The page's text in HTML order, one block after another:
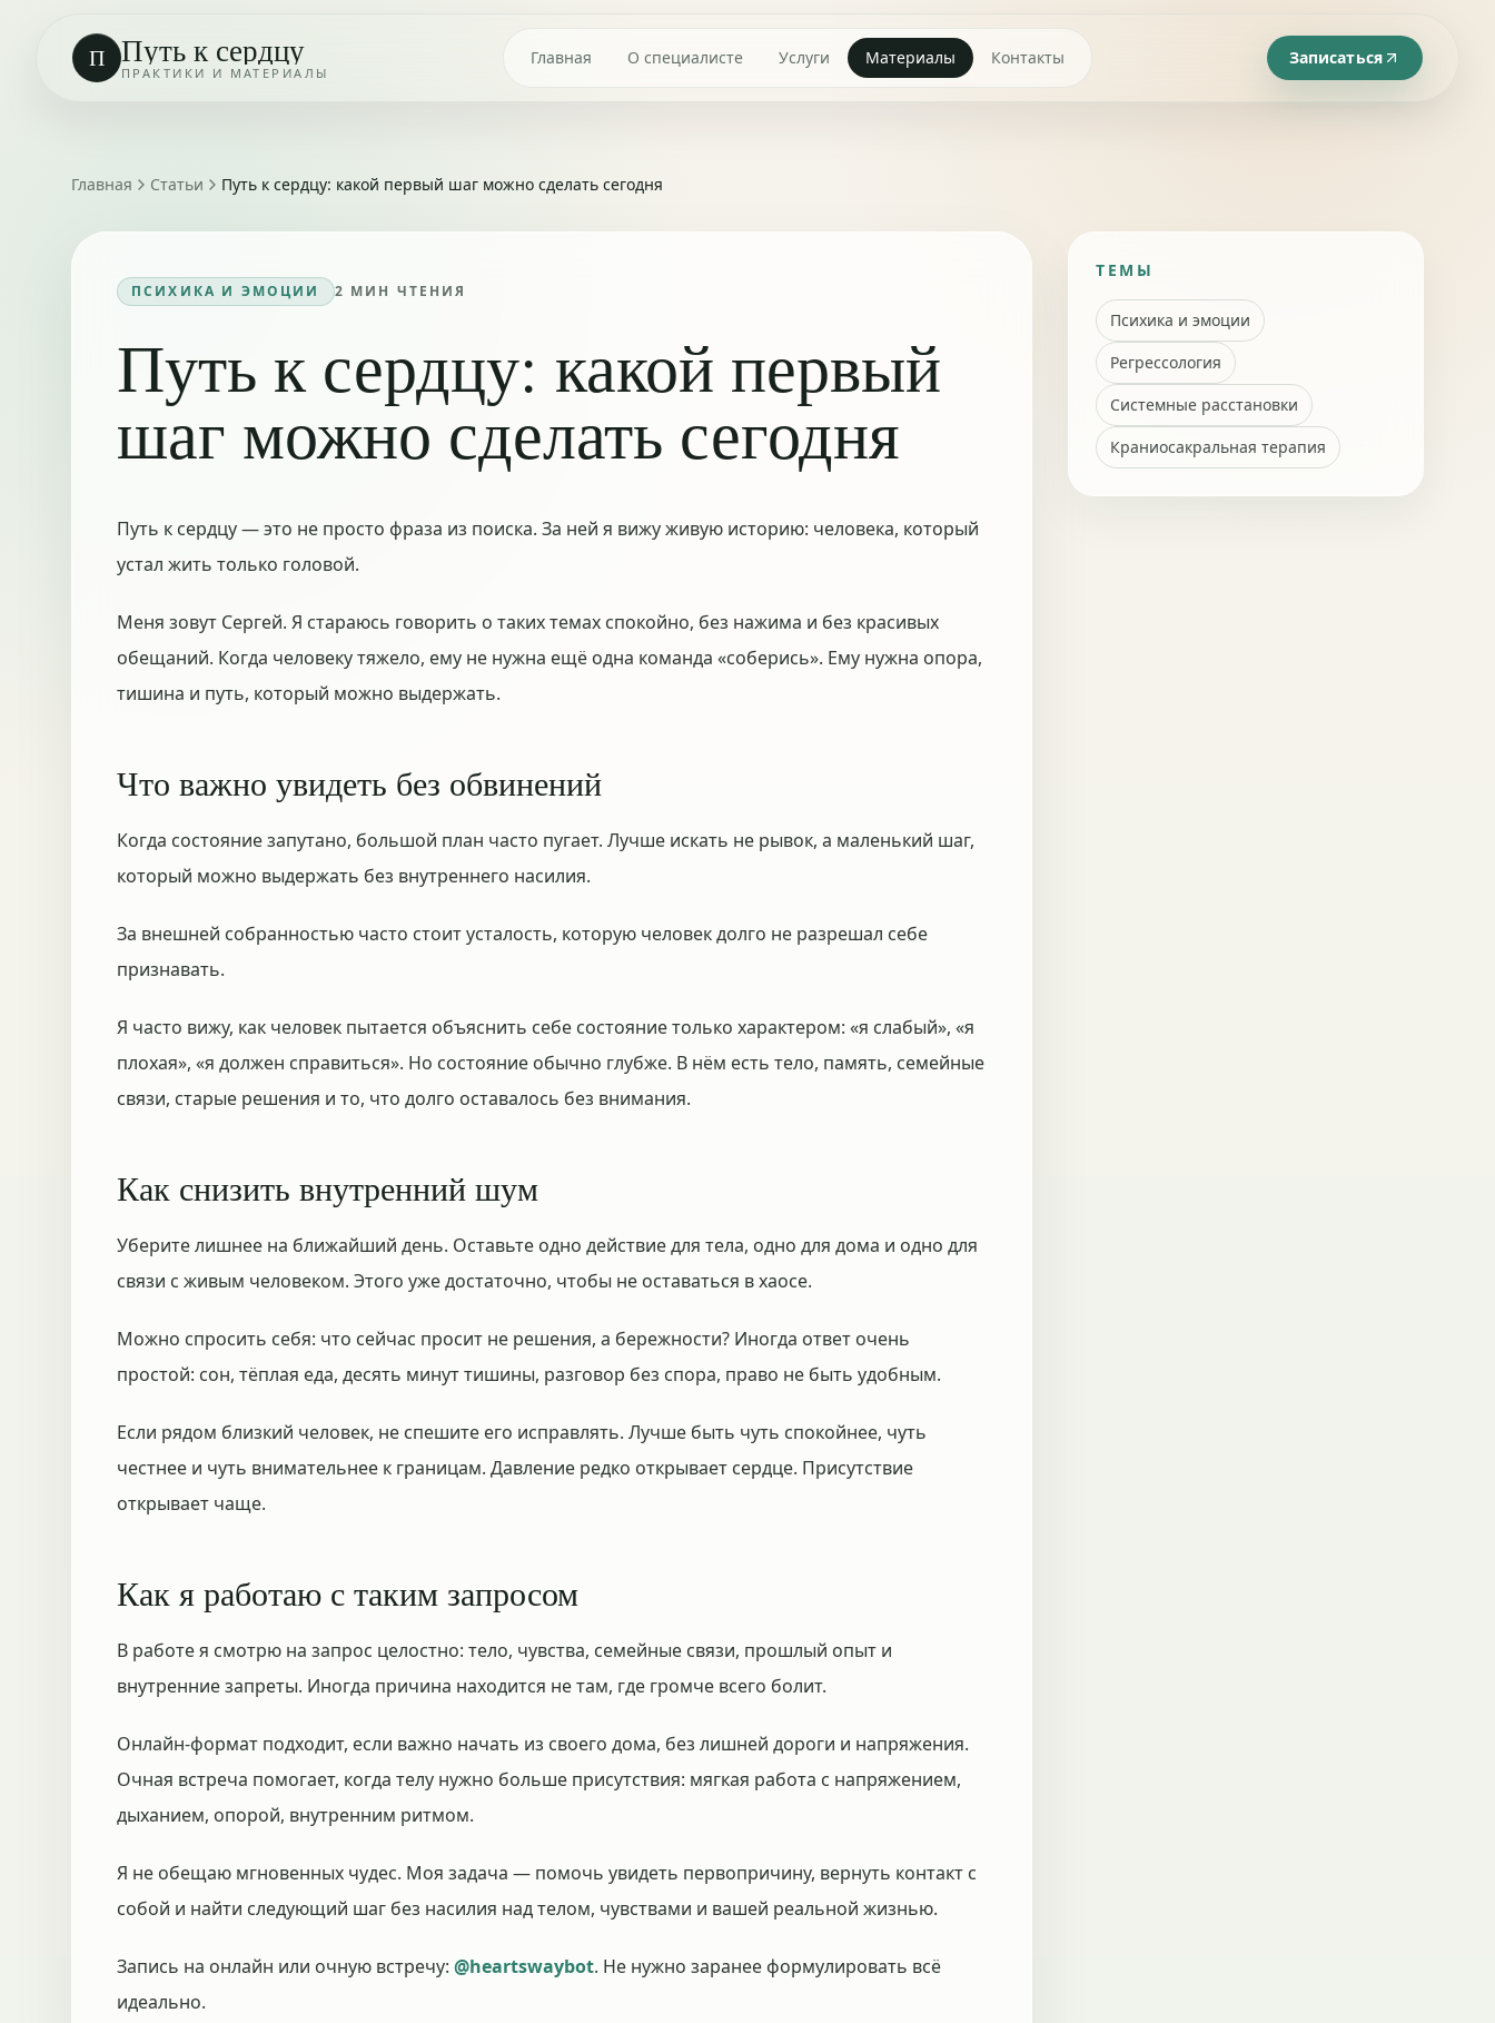
П Путь к сердцу
ПРАКТИКИ И МАТЕРИАЛЫ
Главная О специалисте Услуги Материалы Контакты Записаться
Главная Статьи Путь к сердцу: какой первый шаг можно сделать сегодня
ПСИХИКА И ЭМОЦИИ 2 МИН ЧТЕНИЯ
Путь к сердцу: какой первый
шаг можно сделать сегодня
Путь к сердцу — это не просто фраза из поиска. За ней я вижу живую историю: человека, который
устал жить только головой.
Меня зовут Сергей. Я стараюсь говорить о таких темах спокойно, без нажима и без красивых
обещаний. Когда человеку тяжело, ему не нужна ещё одна команда «соберись». Ему нужна опора,
тишина и путь, который можно выдержать.
Что важно увидеть без обвинений
Когда состояние запутано, большой план часто пугает. Лучше искать не рывок, а маленький шаг,
который можно выдержать без внутреннего насилия.
За внешней собранностью часто стоит усталость, которую человек долго не разрешал себе
признавать.
Я часто вижу, как человек пытается объяснить себе состояние только характером: «я слабый», «я
плохая», «я должен справиться». Но состояние обычно глубже. В нём есть тело, память, семейные
связи, старые решения и то, что долго оставалось без внимания.
Как снизить внутренний шум
Уберите лишнее на ближайший день. Оставьте одно действие для тела, одно для дома и одно для
связи с живым человеком. Этого уже достаточно, чтобы не оставаться в хаосе.
Можно спросить себя: что сейчас просит не решения, а бережности? Иногда ответ очень
простой: сон, тёплая еда, десять минут тишины, разговор без спора, право не быть удобным.
Если рядом близкий человек, не спешите его исправлять. Лучше быть чуть спокойнее, чуть
честнее и чуть внимательнее к границам. Давление редко открывает сердце. Присутствие
открывает чаще.
Как я работаю с таким запросом
В работе я смотрю на запрос целостно: тело, чувства, семейные связи, прошлый опыт и
внутренние запреты. Иногда причина находится не там, где громче всего болит.
Онлайн-формат подходит, если важно начать из своего дома, без лишней дороги и напряжения.
Очная встреча помогает, когда телу нужно больше присутствия: мягкая работа с напряжением,
дыханием, опорой, внутренним ритмом.
Я не обещаю мгновенных чудес. Моя задача — помочь увидеть первопричину, вернуть контакт с
собой и найти следующий шаг без насилия над телом, чувствами и вашей реальной жизнью.
Запись на онлайн или очную встречу: @heartswaybot. Не нужно заранее формулировать всё
идеально.
ТЕМЫ
Психика и эмоции
Регрессология
Системные расстановки
Краниосакральная терапия